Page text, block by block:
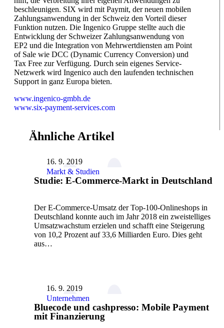
beschleunigen. SIX wird mit Paymit, der neuen mobilen
Zahlungsanwendung in der Schweiz den Vorteil dieser
Funktion nutzen. Die Ingenico Gruppe stellte auch die
Entwicklung der Schweizer Zahlungsanwendung von
EP2 und die Integration von Mehrwertdiensten am Point
of Sale wie DCC (Dynamic Currency Conversion) und
Tax Free zur Verfügung. Durch sein eigenes Service-
Netzwerk wird Ingenico auch den laufenden technischen
Support in ganz Europa bieten.
www.ingenico-gmbh.de
www.six-payment-services.com
Ähnliche Artikel
16. 9. 2019
Markt & Studien
Studie: E-Commerce-Markt in Deutschland
Der E-Commerce-Umsatz der Top-100-Onlineshops in
Deutschland konnte auch im Jahr 2018 ein zweistelliges
Umsatzwachstum erzielen und schafft eine Steigerung
von 10,2 Prozent auf 33,6 Milliarden Euro. Dies geht
aus…
16. 9. 2019
Unternehmen
Bluecode und cashpresso: Mobile Payment
mit Finanzierung